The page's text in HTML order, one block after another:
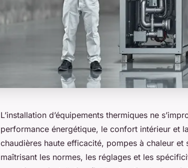
L’installation d’équipements thermiques ne
performance énergétique, le confort intérieur et
chaudières haute efficacité, pompes à chaleur
maîtrisant les normes, les réglages et les